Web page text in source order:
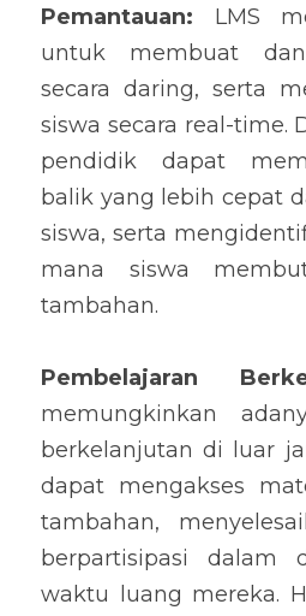
Pemantauan: LMS
untuk membuat
secara daring, serta
siswa secara real-time.
pendidik dapat
balik yang lebih cepat
siswa, serta
mana siswa
tambahan.
Pembelajaran
memungkinkan
berkelanjutan di luar
dapat mengakses
tambahan,
berpartisipasi dalam
waktu luang mereka.